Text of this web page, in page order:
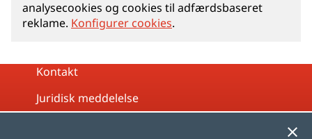
analysecookies og cookies til adfærdsbaseret
reklame. Konfigurer cookies.
Kontakt
Juridisk meddelelse